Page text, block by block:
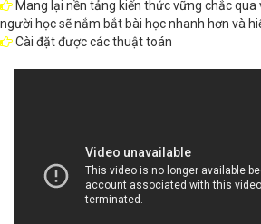
Mang lại nền tảng kiến thức vững chắc qua
người học sẽ nắm bắt bài học nhanh hơn và
Cài đặt được các thuật toán